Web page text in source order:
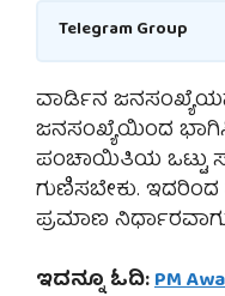
Telegram Group
ವಾರ್ಡಿನ
ಜನಸಂಖ್ಯೆಯಿಂದ
ಪಂಚಾಯಿತಿಯ ಒಟ್ಟು
ಗುಣಿಸಬೇಕು.
ಪ್ರಮಾಣ
ಇದನ್ನೂ ಓದಿ:PM